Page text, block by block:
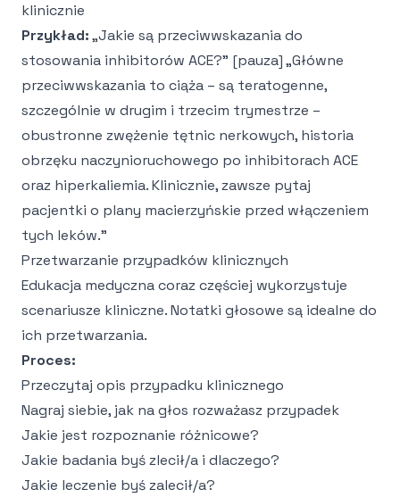
klinicznie
Przykład:„Jakie są przeciwwskazania do
stosowania inhibitorów ACE?" [pauza] „Główne
przeciwwskazania to ciąża – są teratogenne,
szczególnie w drugim i trzecim trymestrze –
obustronne zwężenie tętnic nerkowych, historia
obrzęku naczynioruchowego po inhibitorach ACE
oraz hiperkaliemia. Klinicznie, zawsze pytaj
pacjentki o plany macierzyńskie przed włączeniem
tych leków."
Przetwarzanie przypadków klinicznych
Edukacja medyczna coraz częściej wykorzystuje
scenariusze kliniczne. Notatki głosowe są idealne do
ich przetwarzania.
Proces:
Przeczytaj opis przypadku klinicznego
Nagraj siebie, jak na głos rozważasz przypadek
Jakie jest rozpoznanie różnicowe?
Jakie badania byś zlecił/a i dlaczego?
Jakie leczenie byś zalecił/a?